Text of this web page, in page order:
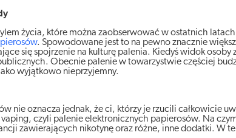
życia, które można zaobserwować w ostatnich
. Spowodowane jest to na pewno znacznie
się spojrzenie na kulturę palenia. Kiedyś widok osoby
Obecnie palenie w towarzystwie częściej
wyjątkowo nieprzyjemny.
nie oznacza jednak, że ci, którzy je rzucili całkowicie
czyli palenie elektronicznych papierosów. Na
zawierających nikotynę oraz różne, inne dodatki. W